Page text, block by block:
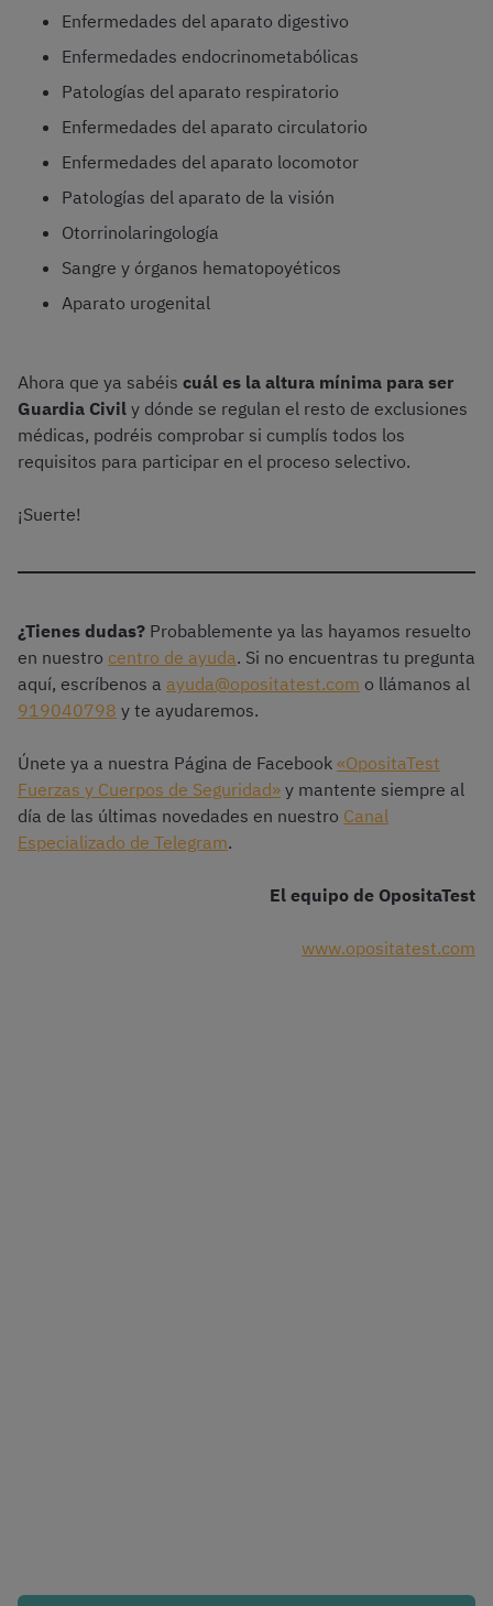
Enfermedades del aparato digestivo
Enfermedades endocrinometabólicas
Patologías del aparato respiratorio
Enfermedades del aparato circulatorio
Enfermedades del aparato locomotor
Patologías del aparato de la visión
Otorrinolaringología
Sangre y órganos hematopoyéticos
Aparato urogenital
Ahora que ya sabéis cuál es la altura mínima para ser
Guardia Civil y dónde se regulan el resto de exclusiones
médicas, podréis comprobar si cumplís todos los
requisitos para participar en el proceso selectivo.
¡Suerte!
¿Tienes dudas? Probablemente ya las hayamos resuelto
en nuestro centro de ayuda. Si no encuentras tu pregunta
aquí, escríbenos a ayuda@opositatest.com o llámanos al
919040798 y te ayudaremos.
Únete ya a nuestra Página de Facebook «OpositaTest
Fuerzas y Cuerpos de Seguridad» y mantente siempre al
día de las últimas novedades en nuestro Canal
Especializado de Telegram.
El equipo de OpositaTest
www.opositatest.com